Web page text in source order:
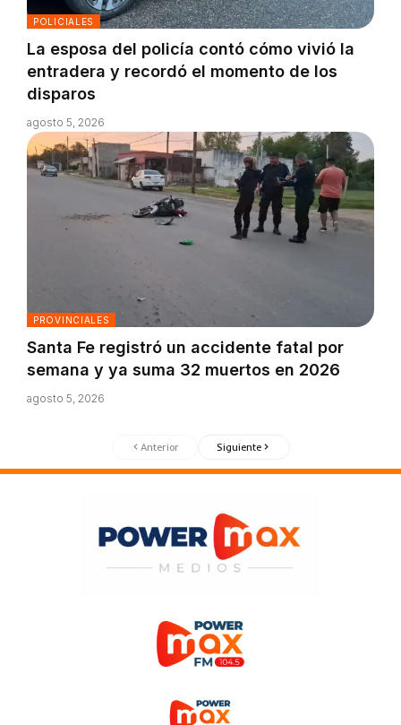
POLICIALES
La esposa del policía contó cómo vivió la
entradera y recordó el momento de los
disparos
agosto 5, 2026
PROVINCIALES
Santa Fe registró un accidente fatal por
semana y ya suma 32 muertos en 2026
agosto 5, 2026
Anterior Siguiente